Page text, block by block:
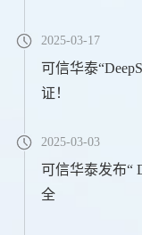
2025-03-17
可信华泰
证！
2025-03-03
可信华泰发布“
全